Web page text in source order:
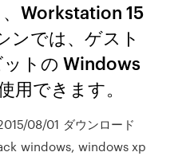
Workstation 15
ンでは、ゲスト
トの Windows
用できます。
08/01 ダウンロード
windows, windows xp